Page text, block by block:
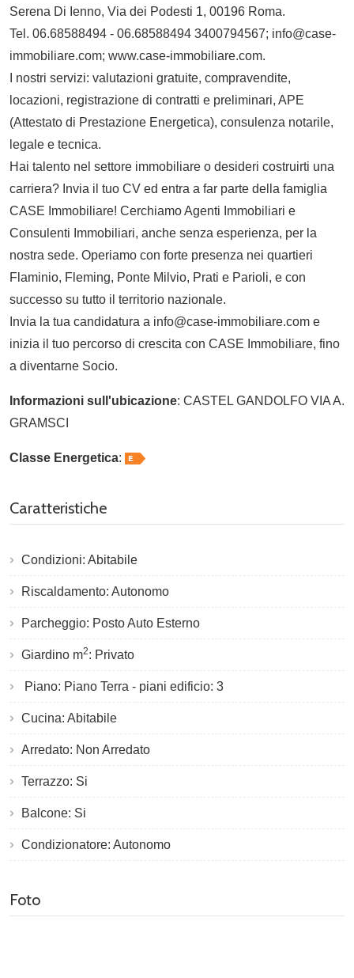
Serena Di Ienno, Via dei Podesti 1, 00196 Roma.
Tel. 06.68588494 - 06.68588494 3400794567; info@case-
immobiliare.com; www.case-immobiliare.com.
I nostri servizi: valutazioni gratuite, compravendite,
locazioni, registrazione di contratti e preliminari, APE
(Attestato di Prestazione Energetica), consulenza notarile,
legale e tecnica.
Hai talento nel settore immobiliare o desideri costruirti una
carriera? Invia il tuo CV ed entra a far parte della famiglia
CASE Immobiliare! Cerchiamo Agenti Immobiliari e
Consulenti Immobiliari, anche senza esperienza, per la
nostra sede. Operiamo con forte presenza nei quartieri
Flaminio, Fleming, Ponte Milvio, Prati e Parioli, e con
successo su tutto il territorio nazionale.
Invia la tua candidatura a info@case-immobiliare.com e
inizia il tuo percorso di crescita con CASE Immobiliare, fino
a diventarne Socio.
Informazioni sull'ubicazione: CASTEL GANDOLFO VIA A.
GRAMSCI
Classe Energetica:
Caratteristiche
Condizioni: Abitabile
Riscaldamento: Autonomo
Parcheggio: Posto Auto Esterno
Giardino m2: Privato
Piano: Piano Terra - piani edificio: 3
Cucina: Abitabile
Arredato: Non Arredato
Terrazzo: Si
Balcone: Si
Condizionatore: Autonomo
Foto